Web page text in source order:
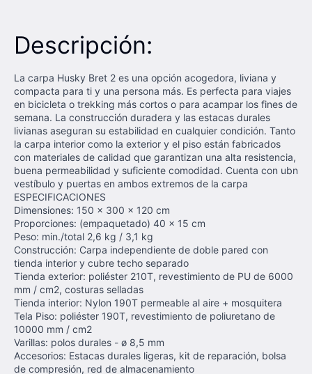
Descripción:
La carpa Husky Bret 2 es una opción acogedora, liviana y
compacta para ti y una persona más. Es perfecta para viajes
en bicicleta o trekking más cortos o para acampar los fines de
semana. La construcción duradera y las estacas durales
livianas aseguran su estabilidad en cualquier condición. Tanto
la carpa interior como la exterior y el piso están fabricados
con materiales de calidad que garantizan una alta resistencia,
buena permeabilidad y suficiente comodidad. Cuenta con ubn
vestíbulo y puertas en ambos extremos de la carpa
ESPECIFICACIONES
Dimensiones: 150 × 300 × 120 cm
Proporciones: (empaquetado) 40 × 15 cm
Peso: min./total 2,6 kg / 3,1 kg
Construcción: Carpa independiente de doble pared con
tienda interior y cubre techo separado
Tienda exterior: poliéster 210T, revestimiento de PU de 6000
mm / cm2, costuras selladas
Tienda interior: Nylon 190T permeable al aire + mosquitera
Tela Piso: poliéster 190T, revestimiento de poliuretano de
10000 mm / cm2
Varillas: polos durales - ø 8,5 mm
Accesorios: Estacas durales ligeras, kit de reparación, bolsa
de compresión, red de almacenamiento